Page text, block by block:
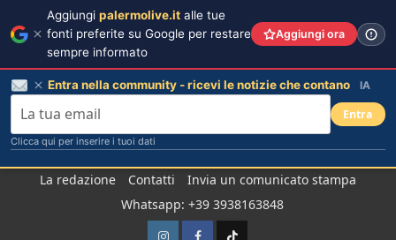
La redazione Contatti
Invia un comunicato stampa
Whatsapp: +39 3938163848
Aggiungi palermolive.it alle tue
fonti preferite su Google per restare
sempre informato
Aggiungi ora
Entra nella community - ricevi le notizie che contano IA
Entra
Clicca qui per inserire i tuoi dati